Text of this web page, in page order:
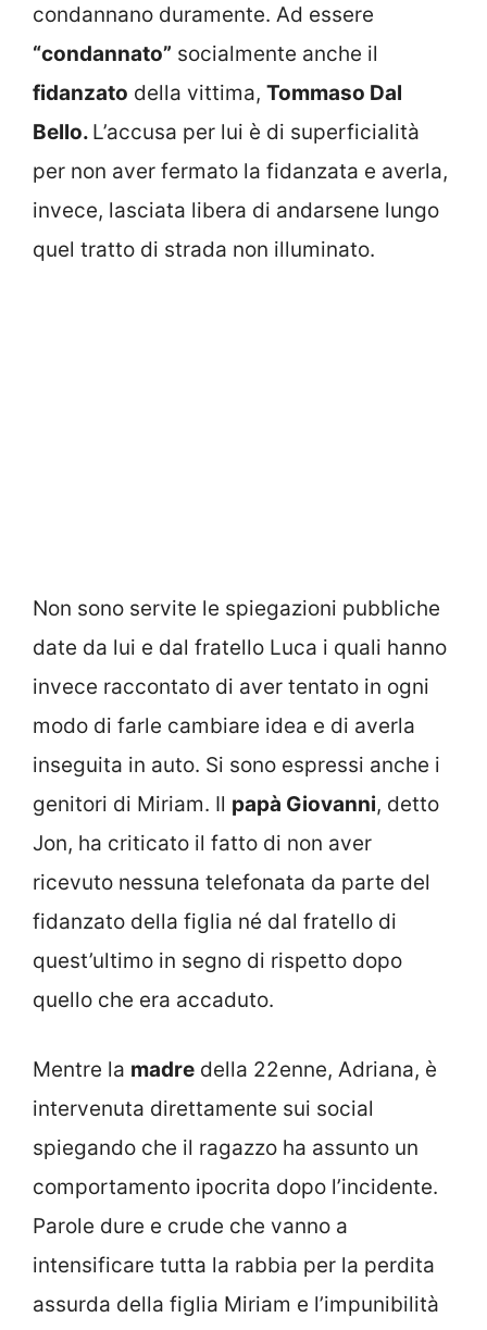
condannano duramente. Ad essere
“condannato” socialmente anche il
fidanzato della vittima, Tommaso Dal
Bello. L’accusa per lui è di superficialità
per non aver fermato la fidanzata e averla,
invece, lasciata libera di andarsene lungo
quel tratto di strada non illuminato.
Non sono servite le spiegazioni pubbliche
date da lui e dal fratello Luca i quali hanno
invece raccontato di aver tentato in ogni
modo di farle cambiare idea e di averla
inseguita in auto. Si sono espressi anche i
genitori di Miriam. Il papà Giovanni, detto
Jon, ha criticato il fatto di non aver
ricevuto nessuna telefonata da parte del
fidanzato della figlia né dal fratello di
quest’ultimo in segno di rispetto dopo
quello che era accaduto.
Mentre la madre della 22enne, Adriana, è
intervenuta direttamente sui social
spiegando che il ragazzo ha assunto un
comportamento ipocrita dopo l’incidente.
Parole dure e crude che vanno a
intensificare tutta la rabbia per la perdita
assurda della figlia Miriam e l’impunibilità